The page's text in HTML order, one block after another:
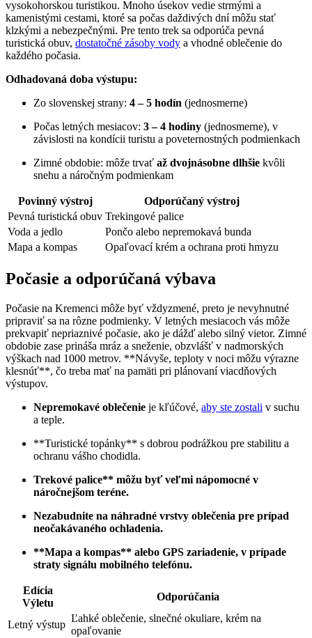
vysokohorskou turistikou. Mnoho úsekov vedie strmými a
kamenistými cestami, ⁢ktoré ⁤sa počas daždivých dní⁤ môžu stať
‍klzkými a nebezpečnými. Pre tento trek sa odporúča ⁤pevná
turistická ⁣obuv, dostatočné‍ zásoby vody a vhodné oblečenie do
každého​ počasia.
Odhadovaná doba výstupu:
Zo ⁢slovenskej strany: 4 – 5⁣ hodín (jednosmerne)
Počas letných mesiacov: 3 – 4 hodiny (jednosmerne), v⁣
závislosti na kondícii turistu a poveternostných podmienkach
Zimné obdobie: môže trvať až dvojnásobne dlhšie kvôli
snehu a náročným podmienkam
Povinný výstroj
Odporúčaný výstroj
Pevná turistická obuv Trekingové‍ palice
Voda a jedlo
Pončo alebo nepremokavá bunda
Mapa a kompas
Opaľovací krém ⁢a ochrana proti hmyzu
Počasie a odporúčaná výbava
Počasie na Kremenci môže ‍byť vždyzmené, preto je nevyhnutné
pripraviť sa na rôzne‌ podmienky. ⁤V letných mesiacoch vás môže‌
prekvapiť​ nepriaznivé počasie, ako je dážď alebo silný vietor.⁤ Zimné
obdobie zase prináša mráz‍ a sneženie, obzvlášť v ⁤nadmorských
výškach nad ‍1000 metrov.‍ **Návyše,​ teploty v noci môžu výrazne
klesnúť**, čo ⁤treba ​mať na pamäti pri plánovaní viacdňových
výstupov.
Nepremokavé‍ oblečenie je kľúčové, aby ‌ste zostali v suchu
a teple.
**Turistické topánky** ‌s dobrou podrážkou pre stabilitu a
ochranu vášho⁤ chodidla.
Trekové palice** môžu byť veľmi nápomocné v
⁣náročnejšom teréne.
Nezabudnite na náhradné vrstvy oblečenia pre prípad
neočakávaného ochladenia.
**Mapa a kompas** alebo GPS zariadenie, v prípade
straty signálu mobilného telefónu.
Edícia
Výletu
Odporúčania
Letný výstup
Ľahké oblečenie, slnečné okuliare, krém na
opaľovanie